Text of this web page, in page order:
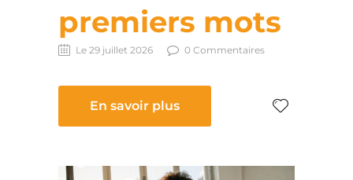
premiers mots
Le 29 juillet 2026 0 Commentaires
En savoir plus